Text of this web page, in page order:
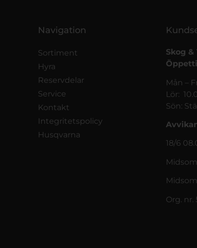
Navigation
Sortiment
Hyra
Reservdelar
Service
Kontakt
Integritetspolicy
Husqvarna
Skog &
Mån –
Lör:
Sön:
18/6
Org. nr.